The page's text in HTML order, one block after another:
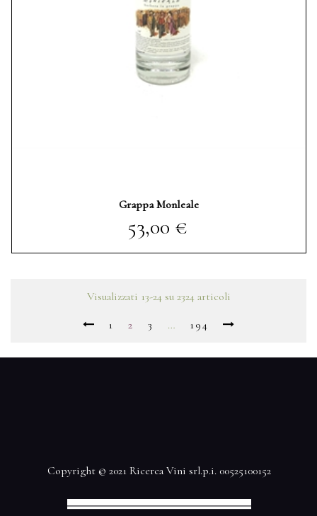
Grappa Monleale
Prezzo
53,00 €
Visualizzati 13-24 su 2324 articoli
1
2 3 … 194
Copyright © 2021 Ricerca Vini srl.p.i. 00525100152